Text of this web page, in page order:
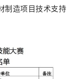
制造项目技术支持